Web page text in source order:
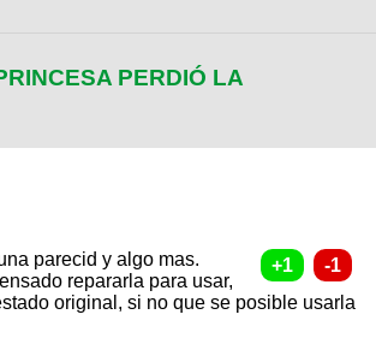
PERDIÓ LA
parecid y algo mas.
repararla para usar,
original, si no que se posible usarla